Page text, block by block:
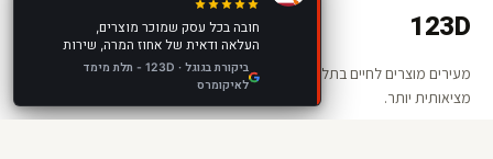
123D
מעירים מוצרים לחיים בתלת מימד ומציאות רבודה. החנות שלכם —
מציאותית יותר.
חובה בכל עסק שמוכר מוצרים,
העלאה ודאית של אחוז המרה, שירות
מצוין, מוצר מצוין, מומלץ בחום!
ביקורת בגוגל · 123D - תלת מימד
לאיקומרס